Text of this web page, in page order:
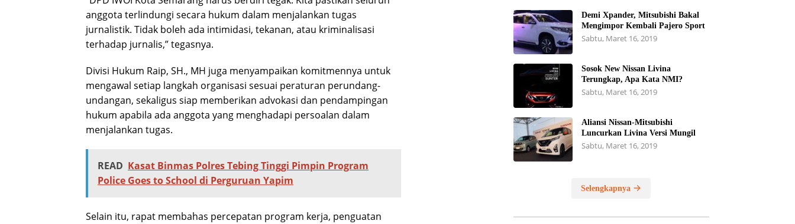
anggota terlindungi secara hukum dalam menjalankan tugas
jurnalistik. Tidak boleh ada intimidasi, tekanan, atau kriminalisasi
terhadap jurnalis,” tegasnya.
Divisi Hukum Raip, SH., MH juga menyampaikan komitmennya untuk
mengawal setiap langkah organisasi sesuai peraturan perundang-
undangan, sekaligus siap memberikan advokasi dan pendampingan
hukum apabila ada anggota yang menghadapi persoalan dalam
menjalankan tugas.
READ Kasat Binmas Polres Tebing Tinggi Pimpin Program
Police Goes to School di Perguruan Yapim
Selain itu, rapat membahas percepatan program kerja, penguatan
Demi Xpander, Mitsubishi Bakal
Mengimpor Kembali Pajero Sport
Sabtu, Maret 16, 2019
Sosok New Nissan Livina
Terungkap, Apa Kata NMI?
Sabtu, Maret 16, 2019
Aliansi Nissan-Mitsubishi
Luncurkan Livina Versi Mungil
Sabtu, Maret 16, 2019
Selengkapnya